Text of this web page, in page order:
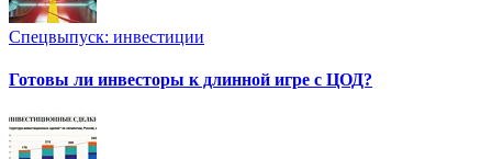
Спецвыпуск: инвестиции
Готовы ли инвесторы к длинной игре с ЦОД?